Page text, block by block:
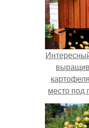
место под